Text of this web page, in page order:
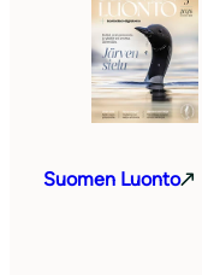
Suomen Luonto